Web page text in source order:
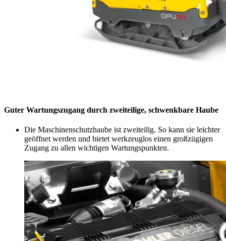
Guter Wartungszugang durch zweiteilige, schwenkbare Haube
Die Maschinenschutzhaube ist zweiteilig. So kann sie leichter
geöffnet werden und bietet werkzeuglos einen großzügigen
Zugang zu allen wichtigen Wartungspunkten.